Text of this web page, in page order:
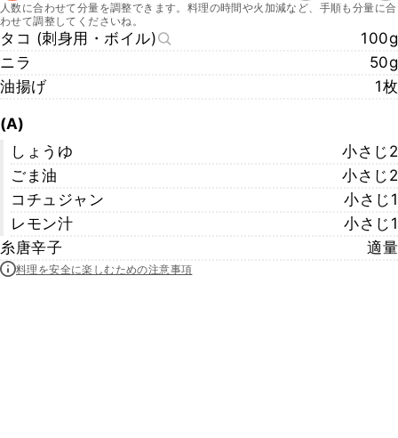
人数に合わせて分量を調整できます。料理の時間や火加減など、手順も分量に合
わせて調整してくださいね。
タコ (刺身用・ボイル)
100g
ニラ
50g
油揚げ
1枚
(A)
しょうゆ
小さじ2
ごま油
小さじ2
コチュジャン
小さじ1
レモン汁
小さじ1
糸唐辛子
適量
料理を安全に楽しむための注意事項